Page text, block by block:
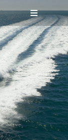
Toggle